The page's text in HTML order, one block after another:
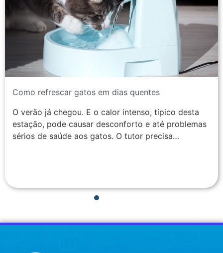
Como refrescar gatos em dias quentes
O verão já chegou. E o calor intenso, típico desta
estação, pode causar desconforto e até problemas
sérios de saúde aos gatos. O tutor precisa…